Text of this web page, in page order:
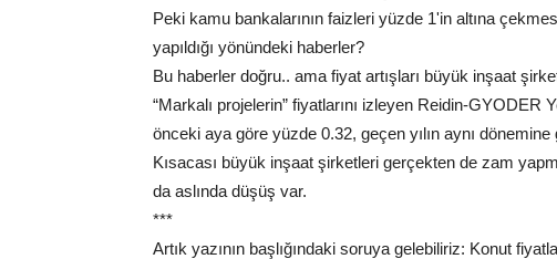
Peki kamu bankalarının faizleri yüzde 1'in altına
yapıldığı yönündeki haberler?
Bu haberler doğru.. ama fiyat artışları büyük inşaat
“Markalı projelerin” fiyatlarını izleyen Reidin-
önceki aya göre yüzde 0.32, geçen yılın aynı
Kısacası büyük inşaat şirketleri gerçekten de zam
da aslında düşüş var.
***
Artık yazının başlığındaki soruya gelebiliriz: Konut